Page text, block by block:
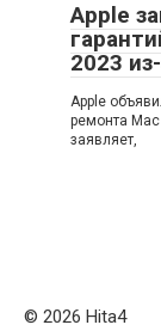
Apple
2023
Apple
ремонта
заявляет,
© 2026 Нita4